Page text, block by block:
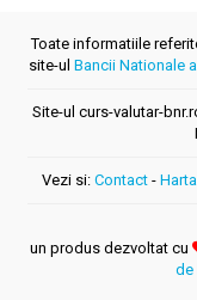
Toate informatiile
site-ul Bancii Nationale
Site-ul curs-valutar-
Vezi si: Contact -
un produs dezvoltat cu
de